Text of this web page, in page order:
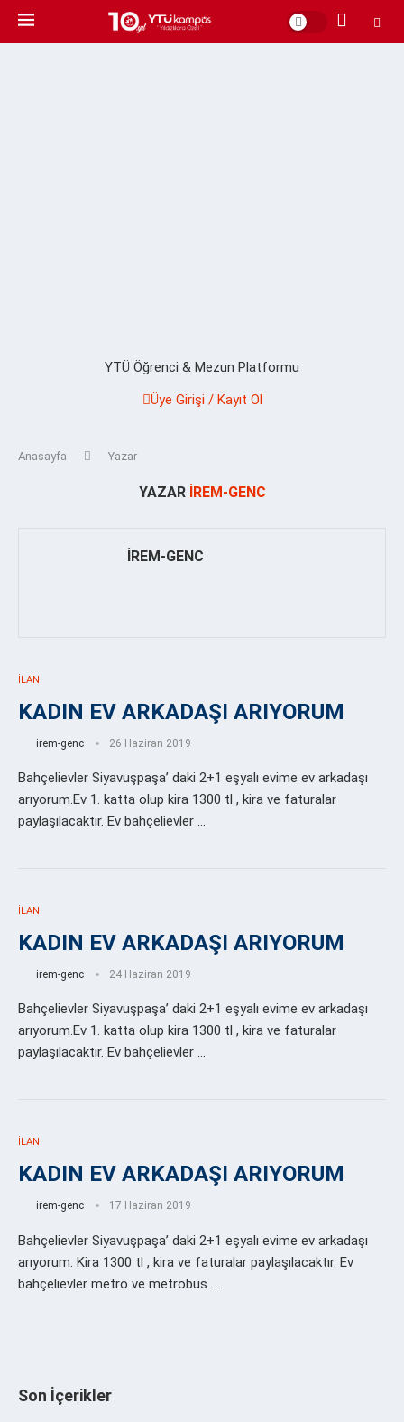
YTÜ Öğrenci & Mezun Platformu
Üye Girişi / Kayıt Ol
Anasayfa Yazar
YAZAR IREM-GENC
IREM-GENC
İLAN
KADIN EV ARKADAŞI ARIYORUM
irem-genc 26 Haziran 2019
Bahçelievler Siyavuşpaşa’ daki 2+1 eşyalı evime ev arkadaşı
arıyorum.Ev 1. katta olup kira 1300 tl , kira ve faturalar
paylaşılacaktır. Ev bahçelievler …
İLAN
KADIN EV ARKADAŞI ARIYORUM
irem-genc 24 Haziran 2019
Bahçelievler Siyavuşpaşa’ daki 2+1 eşyalı evime ev arkadaşı
arıyorum.Ev 1. katta olup kira 1300 tl , kira ve faturalar
paylaşılacaktır. Ev bahçelievler …
İLAN
KADIN EV ARKADAŞI ARIYORUM
irem-genc 17 Haziran 2019
Bahçelievler Siyavuşpaşa’ daki 2+1 eşyalı evime ev arkadaşı
arıyorum. Kira 1300 tl , kira ve faturalar paylaşılacaktır. Ev
bahçelievler metro ve metrobüs …
Son İçerikler